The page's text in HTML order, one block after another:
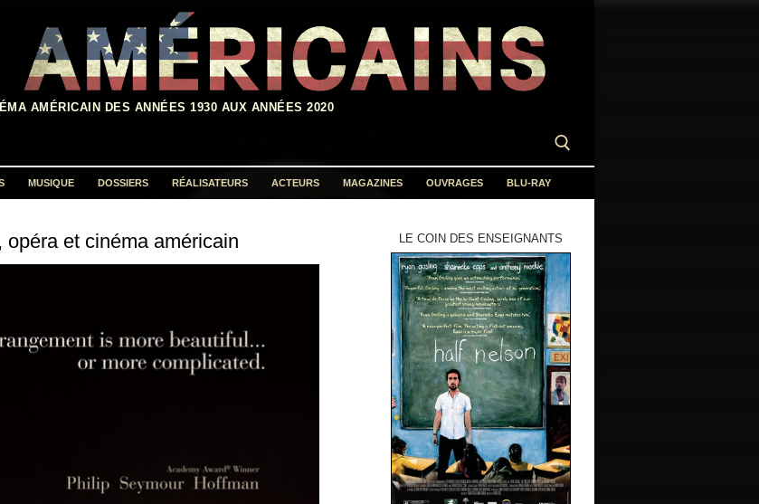
AMÉRICAIN DES ANNÉES 1930 AUX ANNÉES 2020
MUSIQUE DOSSIERS RÉALISATEURS ACTEURS MAGAZINES OUVRAGES BLU-RAY
et cinéma américain LE COIN DES ENSEIGNANTS